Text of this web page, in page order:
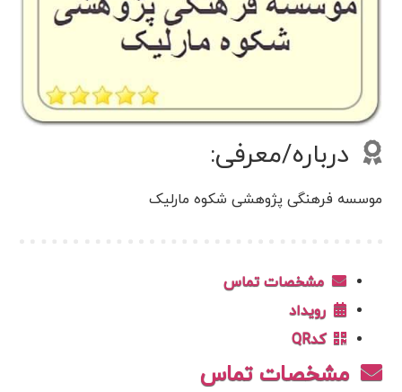
درباره/معرفی:
موسسه فرهنگی پژوهشی شکوه مارلیک
مشخصات تماس
رویداد
کدQR
مشخصات تماس